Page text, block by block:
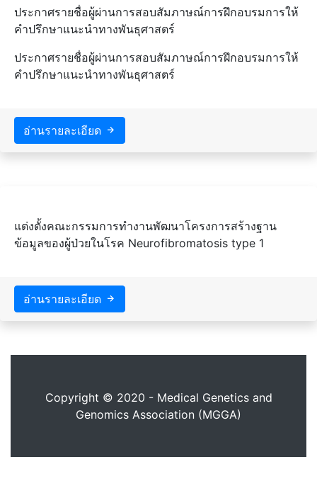
ประกาศรายชื่อผู้ผ่านการสอบสัมภาษณ์การฝึกอบรมการให้
คำปรึกษาแนะนำทางพันธุศาสตร์
ประกาศรายชื่อผู้ผ่านการสอบสัมภาษณ์การฝึกอบรมการให้
คำปรึกษาแนะนำทางพันธุศาสตร์
อ่านรายละเอียด
แต่งตั้งคณะกรรมการทำงานพัฒนาโครงการสร้างฐาน
ข้อมูลของผู้ป่วยในโรค Neurofibromatosis type 1
อ่านรายละเอียด
Copyright © 2020 - Medical Genetics and
Genomics Association (MGGA)